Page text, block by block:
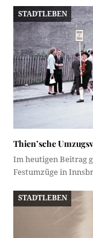
STADTLEBEN
Thien’sche
Im heutigen Beitrag
Festumzüge in
STADTLEBEN